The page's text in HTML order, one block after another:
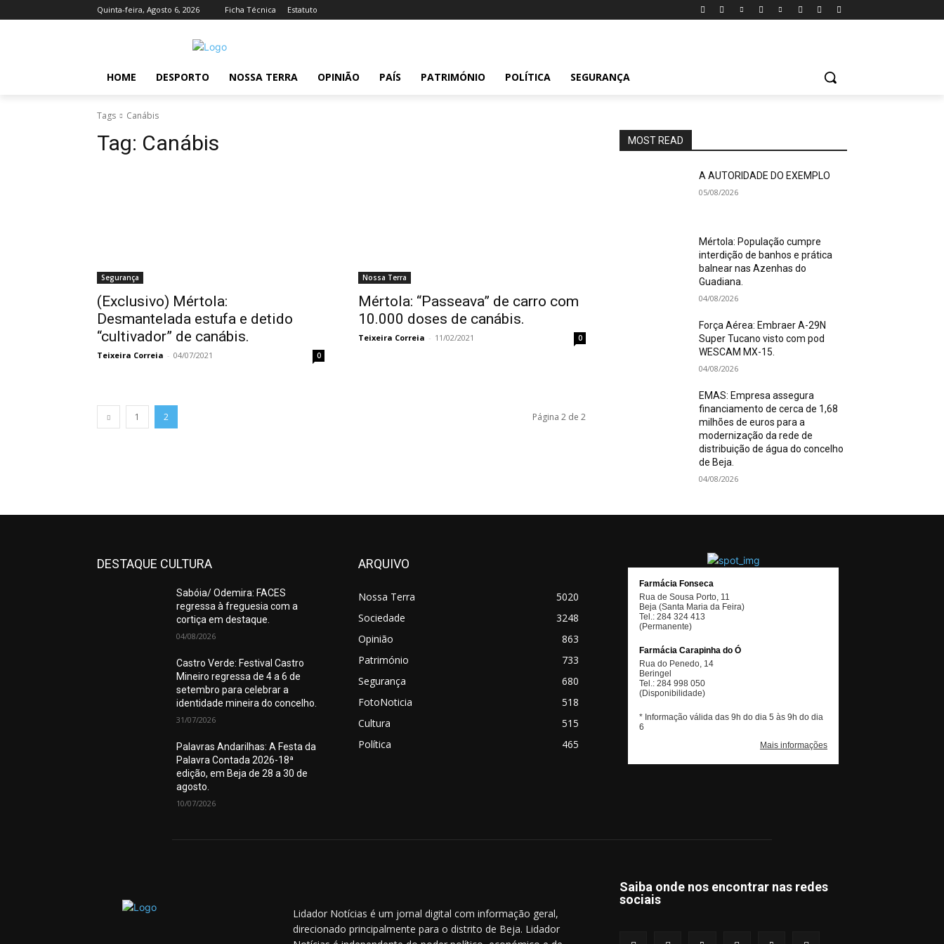
Quinta-feira, Agosto 6, 2026 Ficha Técnica Estatuto
HOME DESPORTO NOSSA TERRA OPINIÃO PAÍS PATRIMÓNIO POLÍTICA SEGURANÇA
Tags Canábis
Tag: Canábis
Segurança
(Exclusivo) Mértola:
Desmantelada estufa e detido
“cultivador” de canábis.
Teixeira Correia - 04/07/2021 0
Nossa Terra
Mértola: “Passeava” de carro com
10.000 doses de canábis.
Teixeira Correia - 11/02/2021 0
1 2 Página 2 de 2
MOST READ
A AUTORIDADE DO EXEMPLO
05/08/2026
Mértola: População cumpre
interdição de banhos e prática
balnear nas Azenhas do
Guadiana.
04/08/2026
Força Aérea: Embraer A-29N
Super Tucano visto com pod
WESCAM MX-15.
04/08/2026
EMAS: Empresa assegura
financiamento de cerca de 1,68
milhões de euros para a
modernização da rede de
distribuição de água do concelho
de Beja.
04/08/2026
DESTAQUE CULTURA
Sabóia/ Odemira: FACES
regressa à freguesia com a
cortiça em destaque.
04/08/2026
Castro Verde: Festival Castro
Mineiro regressa de 4 a 6 de
setembro para celebrar a
identidade mineira do concelho.
31/07/2026
Palavras Andarilhas: A Festa da
Palavra Contada 2026-18ª
edição, em Beja de 28 a 30 de
agosto.
10/07/2026
ARQUIVO
Nossa Terra
5020
Sociedade
3248
Opinião
863
Património
733
Segurança
680
FotoNoticia
518
Cultura
515
Política
465
Lidador Notícias é um jornal digital com informação geral,
direcionado principalmente para o distrito de Beja. Lidador
Saiba onde nos encontrar nas redes
sociais